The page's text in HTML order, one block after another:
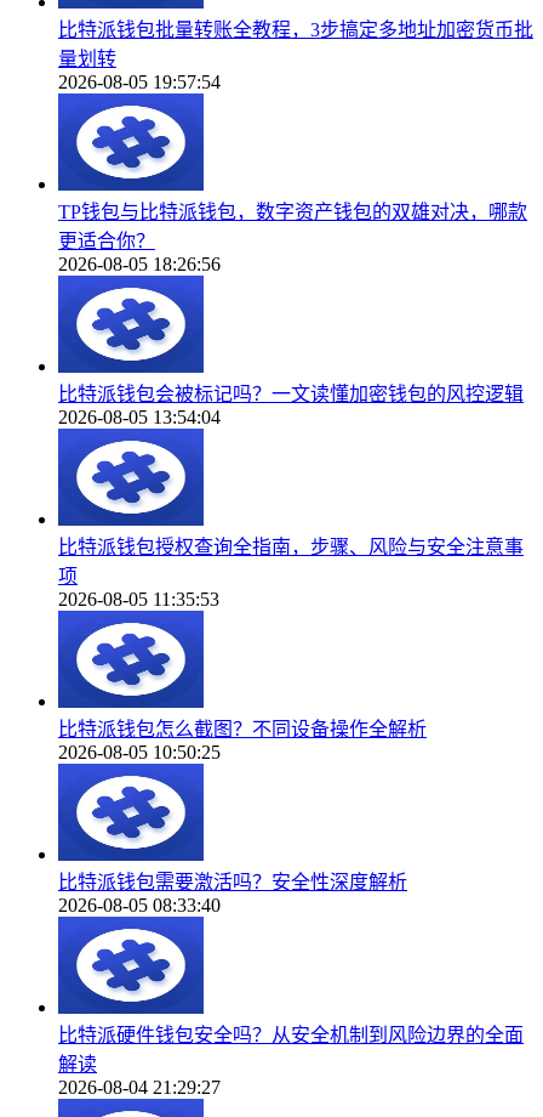
比特派钱包批量转账全教程，3步搞定多地址加密货币批
量划转
2026-08-05 19:57:54
TP钱包与比特派钱包，数字资产钱包的双雄对决，哪款
更适合你？
2026-08-05 18:26:56
比特派钱包会被标记吗？一文读懂加密钱包的风控逻辑
2026-08-05 13:54:04
比特派钱包授权查询全指南，步骤、风险与安全注意事
项
2026-08-05 11:35:53
比特派钱包怎么截图？不同设备操作全解析
2026-08-05 10:50:25
比特派钱包需要激活吗？安全性深度解析
2026-08-05 08:33:40
比特派硬件钱包安全吗？从安全机制到风险边界的全面
解读
2026-08-04 21:29:27